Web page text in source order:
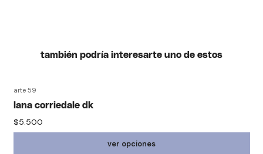
también podría interesarte uno de estos
arte 59
lana corriedale dk
$5.500
ver opciones